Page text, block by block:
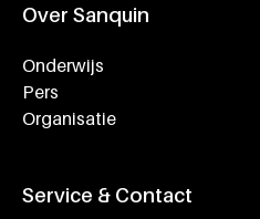
Over Sanquin
Onderwijs
Pers
Organisatie
Service & Contact